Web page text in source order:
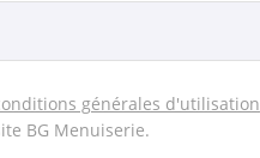
générales d'utilisation
BG Menuiserie.